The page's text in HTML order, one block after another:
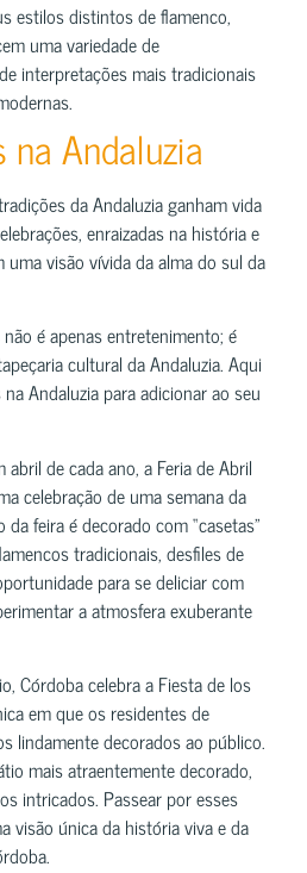
estilos distintos de flamenco,
uma variedade de
interpretações mais tradicionais
na Andaluzia
da Andaluzia ganham vida
enraizadas na história e
visão vívida da alma do sul da
é apenas entretenimento; é
cultural da Andaluzia. Aqui
Andaluzia para adicionar ao seu
de cada ano, a Feria de Abril
celebração de uma semana da
feira é decorado com “casetas”
tradicionais, desfiles de
para se deliciar com
a atmosfera exuberante
Córdoba celebra a Fiesta de los
em que os residentes de
lindamente decorados ao público.
mais atraentemente decorado,
intricados. Passear por esses
visão única da história viva e da